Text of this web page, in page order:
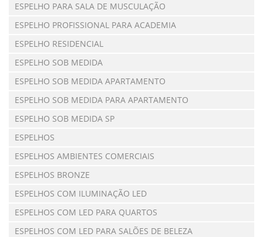
ESPELHO PARA SALA DE MUSCULAÇÃO
ESPELHO PROFISSIONAL PARA ACADEMIA
ESPELHO RESIDENCIAL
ESPELHO SOB MEDIDA
ESPELHO SOB MEDIDA APARTAMENTO
ESPELHO SOB MEDIDA PARA APARTAMENTO
ESPELHO SOB MEDIDA SP
ESPELHOS
ESPELHOS AMBIENTES COMERCIAIS
ESPELHOS BRONZE
ESPELHOS COM ILUMINAÇÃO LED
ESPELHOS COM LED PARA QUARTOS
ESPELHOS COM LED PARA SALÕES DE BELEZA